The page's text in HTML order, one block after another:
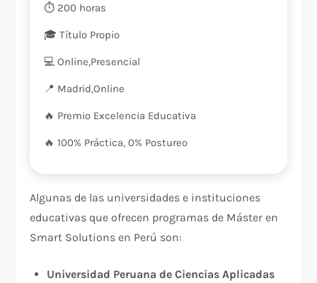
⏱️ 200 horas
🎓 Título Propio
💻 Online,Presencial
📍️ Madrid,Online
🔥 Premio Excelencia Educativa
🔥 100% Práctica, 0% Postureo
Algunas de las universidades e instituciones
educativas que ofrecen programas de Máster en
Smart Solutions en Perú son:
Universidad Peruana de Ciencias Aplicadas